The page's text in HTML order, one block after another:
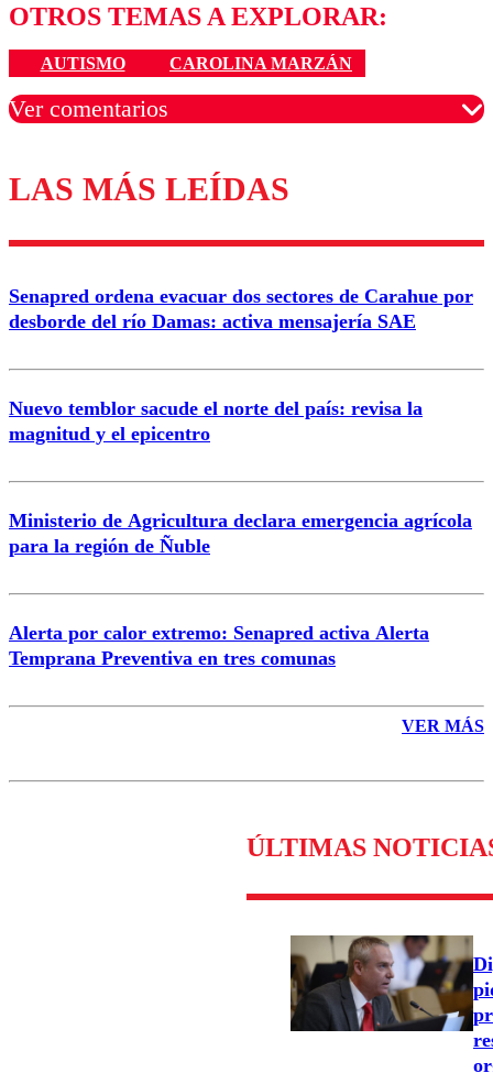
OTROS TEMAS A EXPLORAR:
AUTISMO CAROLINA MARZÁN
Ver comentarios
Los comentarios son moderados para garantizar un
diálogo respetuoso.
Correo
LAS MÁS LEÍDAS
Senapred ordena evacuar dos sectores de Carahue por
desborde del río Damas: activa mensajería SAE
Nuevo temblor sacude el norte del país: revisa la
magnitud y el epicentro
Ministerio de Agricultura declara emergencia agrícola
para la región de Ñuble
Alerta por calor extremo: Senapred activa Alerta
Temprana Preventiva en tres comunas
VER MÁS
ÚLTIMAS